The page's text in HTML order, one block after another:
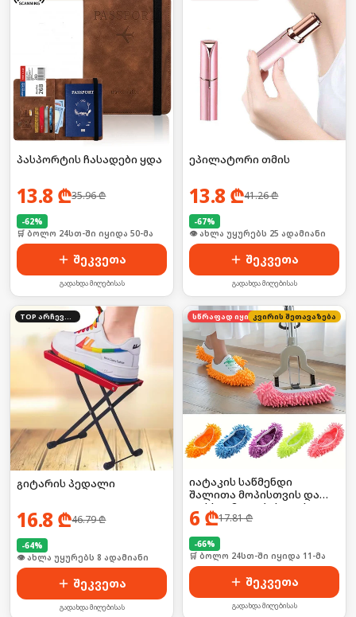
პასპორტის ჩასადები ყდა
13.8 ₾35.96₾
-62%
🛒 ბოლო 24სთ-ში იყიდა 50-მა
შეკვეთა
გადახდა მიღებისას
ეპილატორი თმის
13.8 ₾41.26₾
-67%
🛒 ბოლო 24სთ-ში იყიდა 39-მა
შეკვეთა
გადახდა მიღებისას
TOP არჩევანი
გიტარის პედალი
16.8 ₾46.79₾
-64%
🛒 ბოლო 24სთ-ში იყიდა 8-მა
შეკვეთა
გადახდა მიღებისას
სწრაფად იყიდება
კვირის შეთავაზება
იატაკის საწმენდი
შალითა მოპისთვის და
ფეხსაცმელებისთვის 2ც
6 ₾17.81₾
-66%
🛒 ბოლო 24სთ-ში იყიდა 11-მა
შეკვეთა
გადახდა მიღებისას